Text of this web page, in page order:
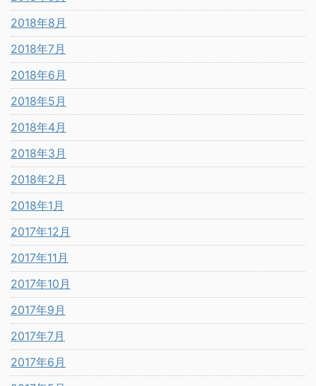
2018年8月
2018年7月
2018年6月
2018年5月
2018年4月
2018年3月
2018年2月
2018年1月
2017年12月
2017年11月
2017年10月
2017年9月
2017年7月
2017年6月